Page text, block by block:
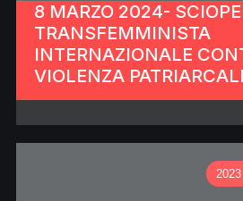
8 MARZO 2024-
TRANSFEMMINISTA
INTERNAZIONALE
VIOLENZA